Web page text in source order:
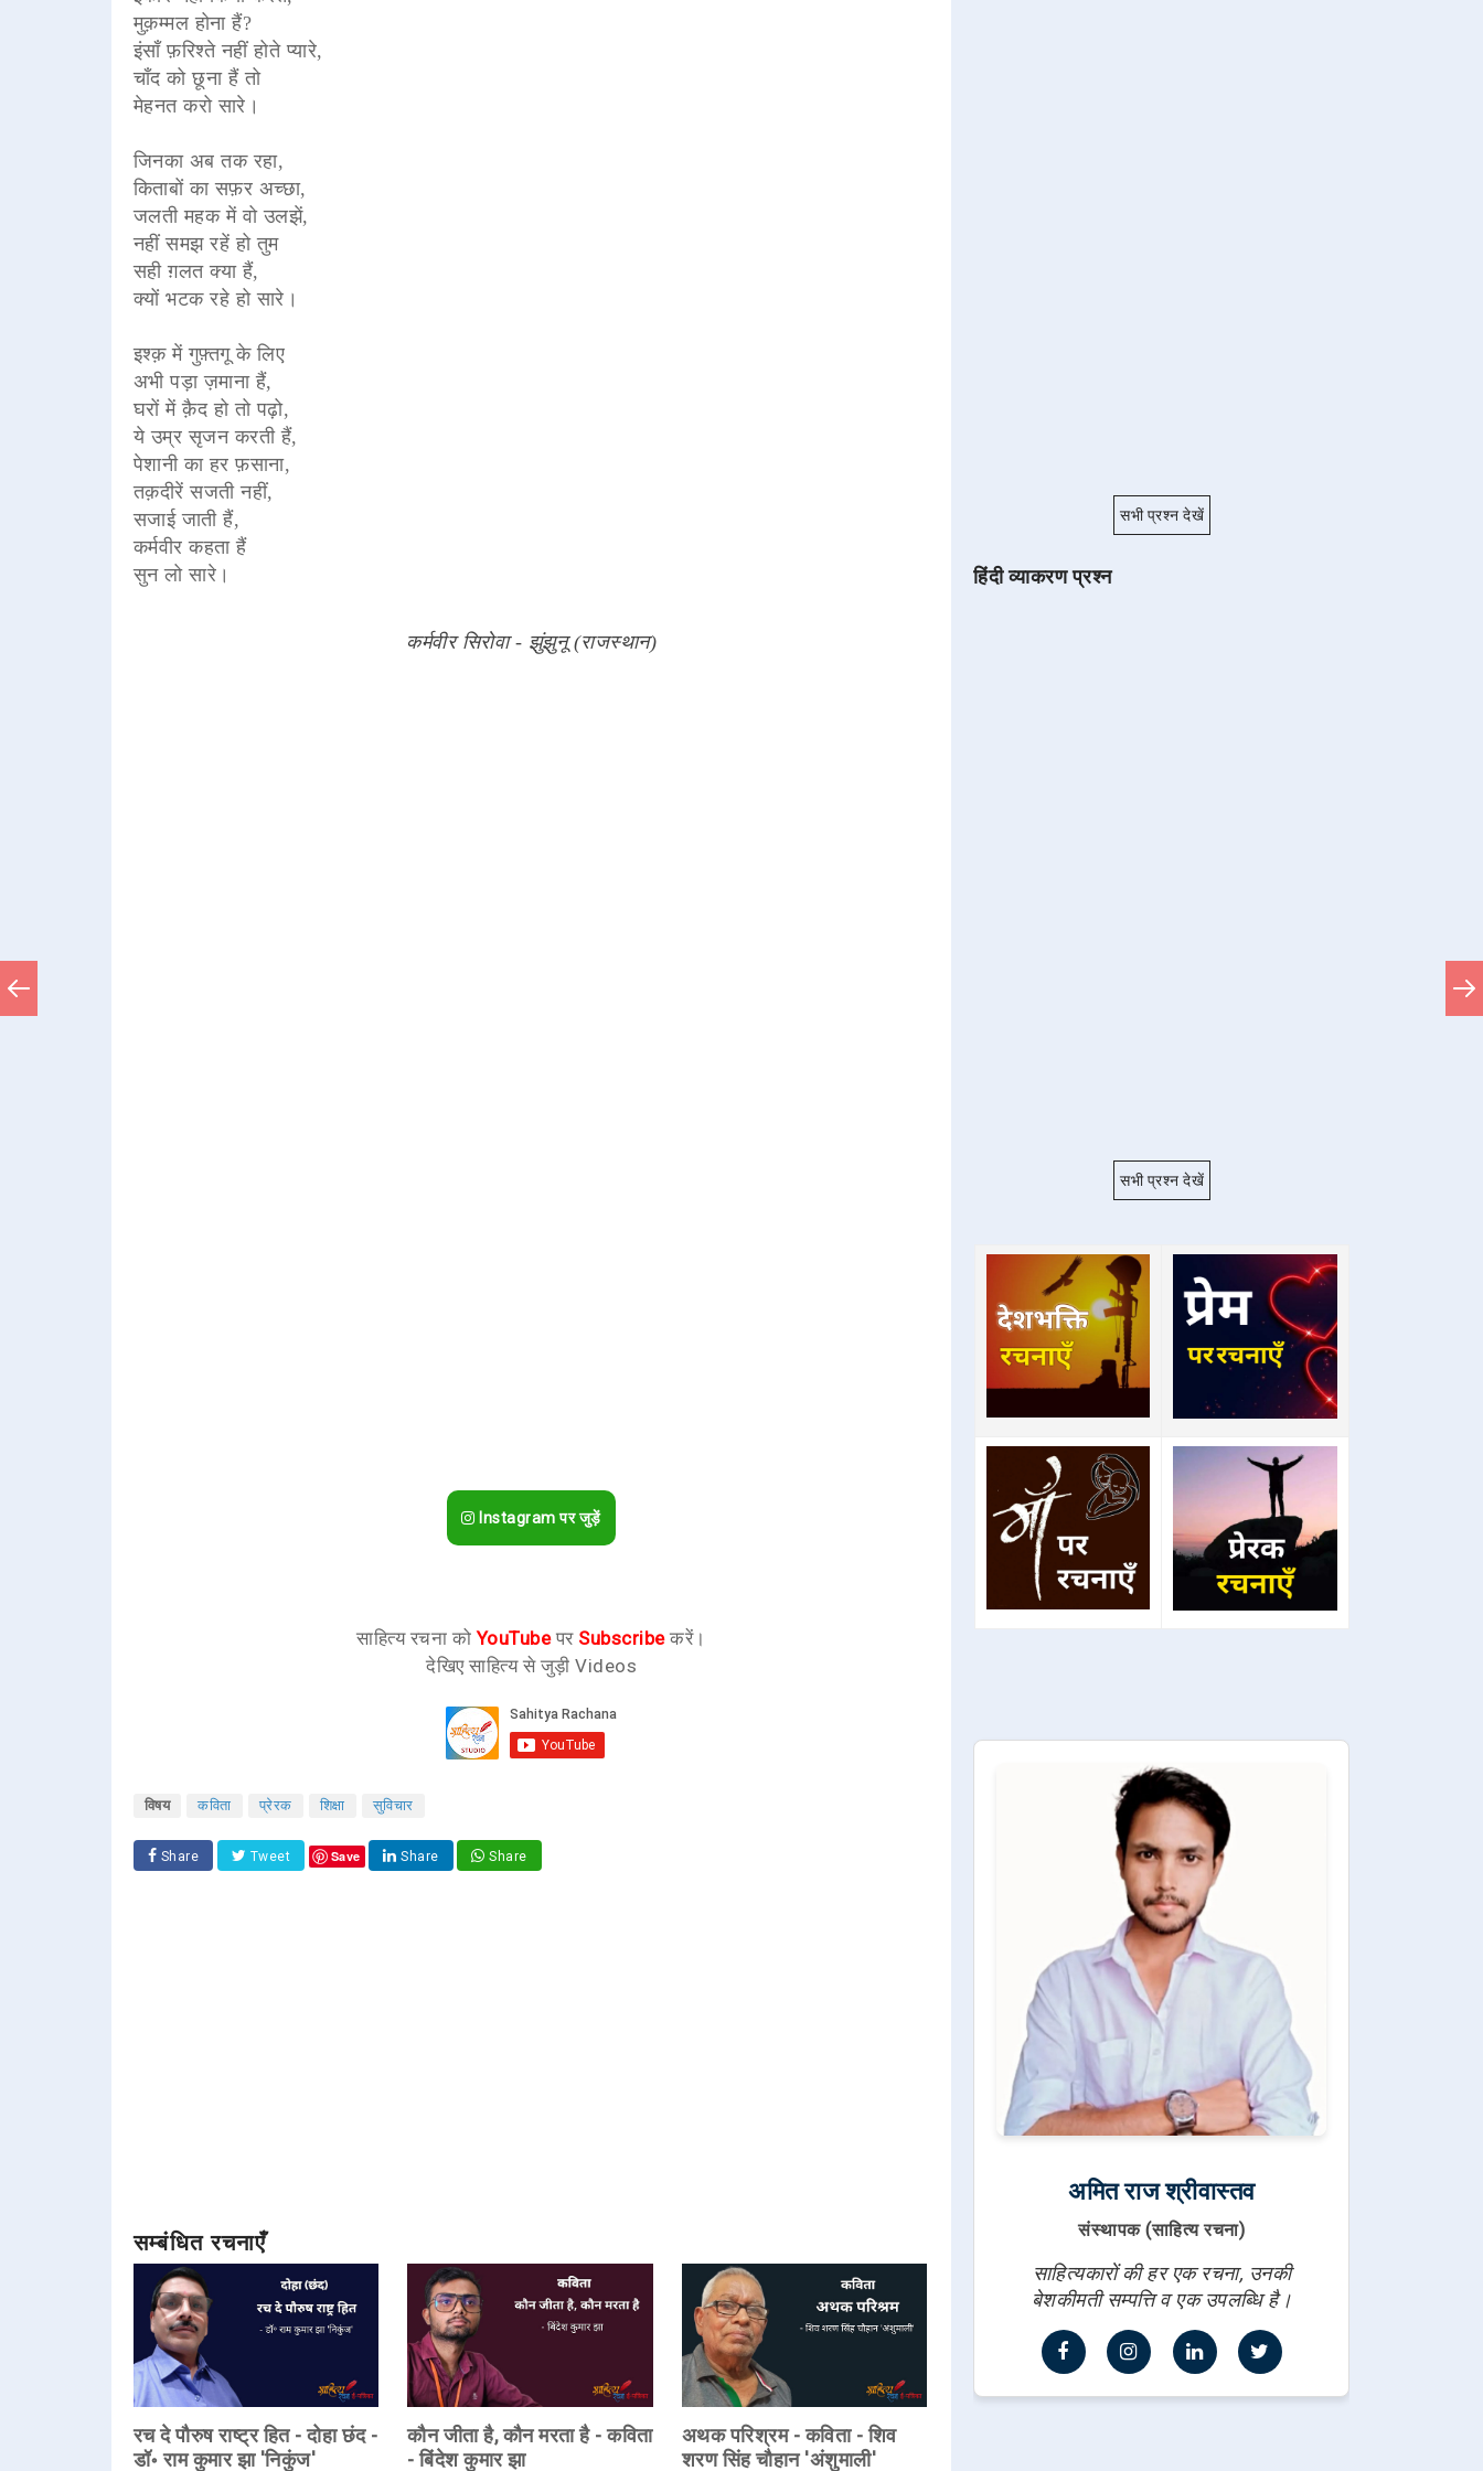
मुक़म्मल होना हैं?
इंसाँ फ़रिश्ते नहीं होते प्यारे,
चाँद को छूना हैं तो
मेहनत करो सारे।
जिनका अब तक रहा,
किताबों का सफ़र अच्छा,
जलती महक में वो उलझें,
नहीं समझ रहें हो तुम
सही ग़लत क्या हैं,
क्यों भटक रहे हो सारे।
इश्क़ में गुफ़्तगू के लिए
अभी पड़ा ज़माना हैं,
घरों में क़ैद हो तो पढ़ो,
ये उम्र सृजन करती हैं,
पेशानी का हर फ़साना,
तक़दीरें सजती नहीं,
सजाई जाती हैं,
कर्मवीर कहता हैं
सुन लो सारे।
कर्मवीर सिरोवा - झुंझुनू (राजस्थान)
Instagram पर जुड़ें
साहित्य रचना कोYouTubeपर Subscribeकरें।
देखिए साहित्य से जुड़ी Videos
विषय कविता प्रेरक शिक्षा सुविचार
Share Tweet Save Share Share
सम्बंधित रचनाएँ
रच दे पौरुष राष्ट्र हित - दोहा छंद -
डॉ॰ राम कुमार झा 'निकुंज'
कौन जीता है, कौन मरता है - कविता
- बिंदेश कुमार झा
अथक परिश्रम - कविता - शिव
शरण सिंह चौहान 'अंशुमाली'
सभी प्रश्न देखें
हिंदी व्याकरण प्रश्न
सभी प्रश्न देखें
अमित राज श्रीवास्तव
संस्थापक (साहित्य रचना)
साहित्यकारों की हर एक रचना, उनकी
बेशकीमती सम्पत्ति व एक उपलब्धि है।